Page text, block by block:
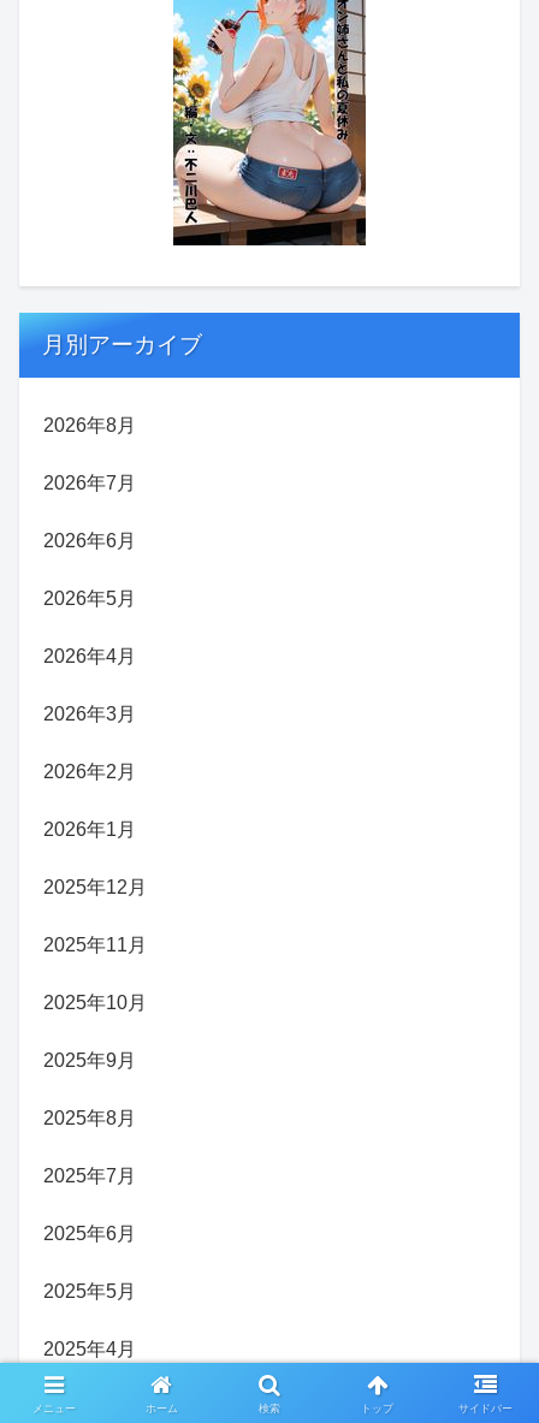
月別アーカイブ
2026年8月
2026年7月
2026年6月
2026年5月
2026年4月
2026年3月
2026年2月
2026年1月
2025年12月
2025年11月
2025年10月
2025年9月
2025年8月
2025年7月
2025年6月
2025年5月
2025年4月
2025年3月
メニュー ホーム 検索 トップ サイドバー